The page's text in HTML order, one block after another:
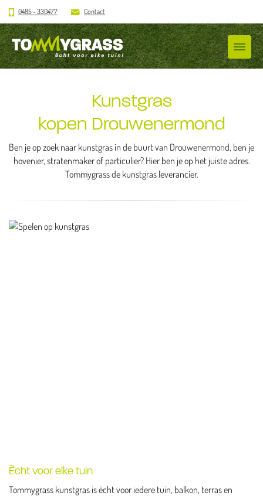
0485 - 330477 Contact
Kunstgras
kopen Drouwenermond
Ben je op zoek naar kunstgras in de buurt van Drouwenermond, ben je
hovenier, stratenmaker of particulier? Hier ben je op het juiste adres.
Tommygrass de kunstgras leverancier.
Ècht voor elke tuin
Tommygrass kunstgras is ècht voor iedere tuin, balkon, terras en